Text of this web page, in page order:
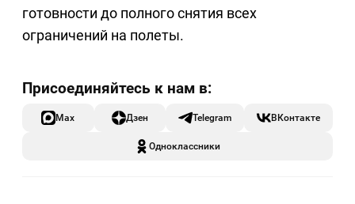
готовности до полного снятия всех
ограничений на полеты.
Max Дзен Telegram ВКонтакте
Одноклассники